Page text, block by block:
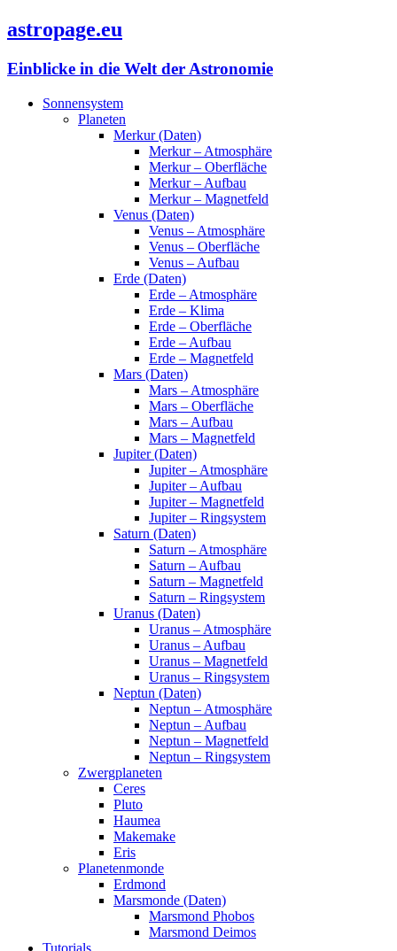
astropage.eu
Einblicke in die Welt der Astronomie
Sonnensystem
Planeten
Merkur (Daten)
Merkur – Atmosphäre
Merkur – Oberfläche
Merkur – Aufbau
Merkur – Magnetfeld
Venus (Daten)
Venus – Atmosphäre
Venus – Oberfläche
Venus – Aufbau
Erde (Daten)
Erde – Atmosphäre
Erde – Klima
Erde – Oberfläche
Erde – Aufbau
Erde – Magnetfeld
Mars (Daten)
Mars – Atmosphäre
Mars – Oberfläche
Mars – Aufbau
Mars – Magnetfeld
Jupiter (Daten)
Jupiter – Atmosphäre
Jupiter – Aufbau
Jupiter – Magnetfeld
Jupiter – Ringsystem
Saturn (Daten)
Saturn – Atmosphäre
Saturn – Aufbau
Saturn – Magnetfeld
Saturn – Ringsystem
Uranus (Daten)
Uranus – Atmosphäre
Uranus – Aufbau
Uranus – Magnetfeld
Uranus – Ringsystem
Neptun (Daten)
Neptun – Atmosphäre
Neptun – Aufbau
Neptun – Magnetfeld
Neptun – Ringsystem
Zwergplaneten
Ceres
Pluto
Haumea
Makemake
Eris
Planetenmonde
Erdmond
Marsmonde (Daten)
Marsmond Phobos
Marsmond Deimos
Tutorials